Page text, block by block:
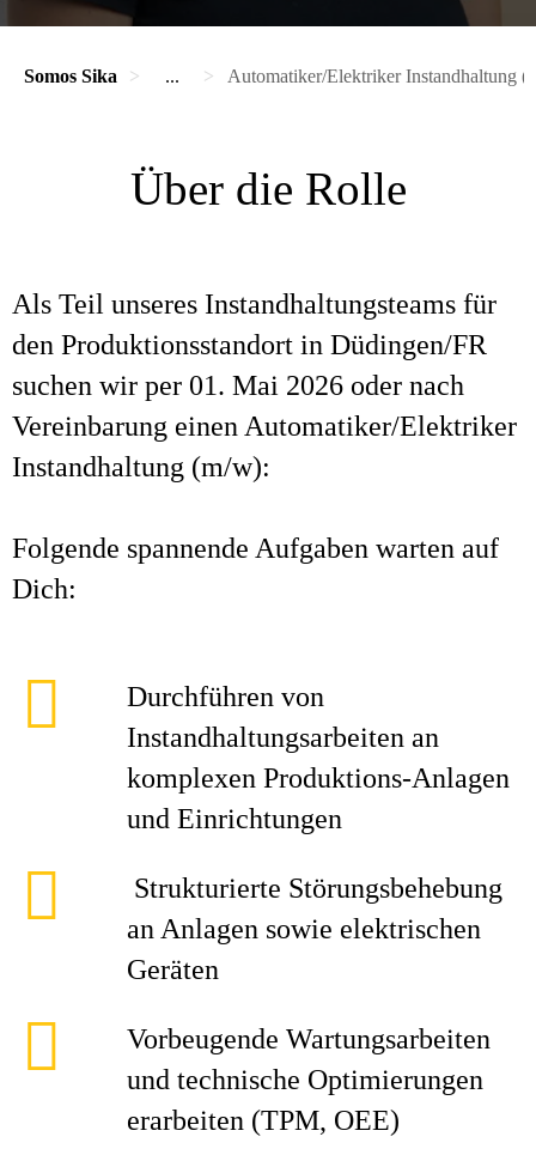
Somos Sika ... Automatiker/Elektriker Instandhaltung
Über die Rolle
Als Teil unseres Instandhaltungsteams für
den Produktionsstandort in Düdingen/FR
suchen wir per 01. Mai 2026 oder nach
Vereinbarung einen Automatiker/Elektriker
Instandhaltung (m/w):
Folgende spannende Aufgaben warten auf
Dich:
Durchführen von
Instandhaltungsarbeiten an
komplexen Produktions-Anlagen
und Einrichtungen
Strukturierte Störungsbehebung
an Anlagen sowie elektrischen
Geräten
Vorbeugende Wartungsarbeiten
und technische Optimierungen
erarbeiten (TPM, OEE)